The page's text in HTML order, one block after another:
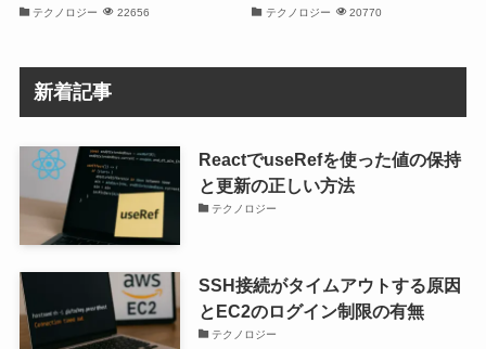
テクノロジー 22656 テクノロジー 20770
新着記事
ReactでuseRefを使った値の保持
と更新の正しい方法
テクノロジー
SSH接続がタイムアウトする原因
とEC2のログイン制限の有無
テクノロジー